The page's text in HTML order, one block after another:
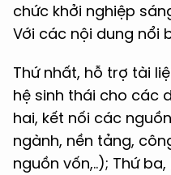
chức khởi nghiệp
Với các nội dung nổi
Thứ nhất, hỗ trợ tài
hệ sinh thái cho các
hai, kết nối các
ngành, nền tảng,
nguồn vốn,..); Thứ